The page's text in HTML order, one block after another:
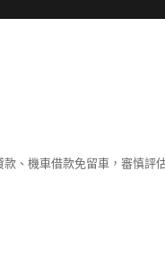
、機車借款免留車，審慎